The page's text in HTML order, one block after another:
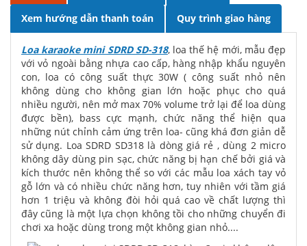
Xem hướng dẫn thanh toán Quy trình giao hàng
Loa karaoke mini SDRD SD-318, loa thế hệ mới, mẫu đẹp
với vỏ ngoài bằng nhựa cao cấp, hàng nhập khẩu nguyên
con, loa có công suất thực 30W ( công suất nhỏ nên
không dùng cho không gian lớn hoặc phục cho quá
nhiều người, nên mở max 70% volume trở lại để loa dùng
được bền), bass cực mạnh, chức năng thể hiện qua
những nút chỉnh cảm ứng trên loa- cũng khá đơn giản dễ
sử dụng. Loa SDRD SD318 là dòng giá rẻ , dùng 2 micro
không dây dùng pin sạc, chức năng bị hạn chế bởi giá và
kích thước nên không thể so với các mẫu loa xách tay vỏ
gỗ lớn và có nhiều chức năng hơn, tuy nhiên với tầm giá
hơn 1 triệu và không đòi hỏi quá cao về chất lượng thì
đây cũng là một lựa chọn không tồi cho những chuyển đi
chơi xa hoặc dùng trong một không gian nhỏ....